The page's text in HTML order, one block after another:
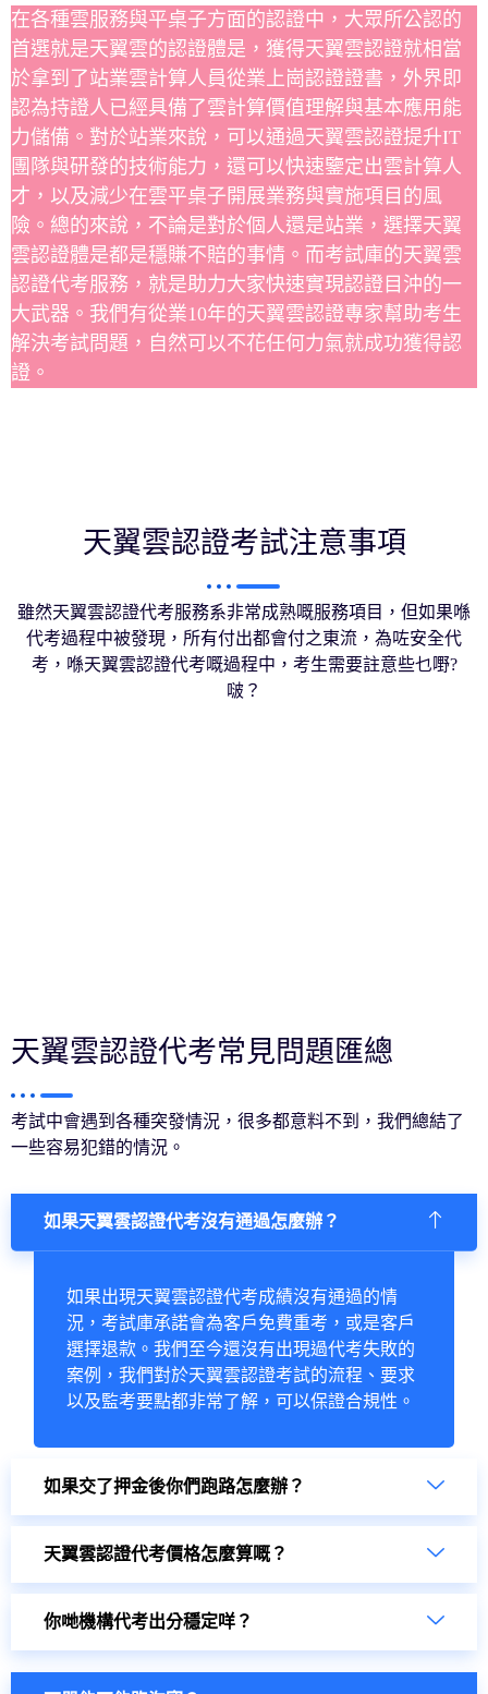
在各種雲服務與平桌子方面的認證中，大眾所公認的
首選就是天翼雲的認證體是，獲得天翼雲認證就相當
於拿到了站業雲計算人員從業上崗認證證書，外界即
認為持證人已經具備了雲計算價值理解與基本應用能
力儲備。對於站業來說，可以通過天翼雲認證提升IT
團隊與研發的技術能力，還可以快速鑒定出雲計算人
才，以及減少在雲平桌子開展業務與實施項目的風
險。總的來說，不論是對於個人還是站業，選擇天翼
雲認證體是都是穩賺不賠的事情。而考試庫的天翼雲
認證代考服務，就是助力大家快速實現認證目沖的一
大武器。我們有從業10年的天翼雲認證專家幫助考生
解決考試問題，自然可以不花任何力氣就成功獲得認
證。
天翼雲認證考試注意事項
雖然天翼雲認證代考服務系非常成熟嘅服務項目，但如果喺
代考過程中被發現，所有付出都會付之東流，為咗安全代
考，喺天翼雲認證代考嘅過程中，考生需要註意些乜嘢?
啵？
天翼雲認證代考常見問題匯總
考試中會遇到各種突發情況，很多都意料不到，我們總結了
一些容易犯錯的情況。
如果天翼雲認證代考沒有通過怎麼辦？
如果出現天翼雲認證代考成績沒有通過的情
況，考試庫承諾會為客戶免費重考，或是客戶
選擇退款。我們至今還沒有出現過代考失敗的
案例，我們對於天翼雲認證考試的流程、要求
以及監考要點都非常了解，可以保證合規性。
如果交了押金後你們跑路怎麼辦？
天翼雲認證代考價格怎麼算嘅？
你哋機構代考出分穩定咩？